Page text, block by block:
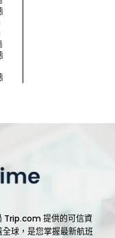
提供的可信資
球，是您掌握最新航班